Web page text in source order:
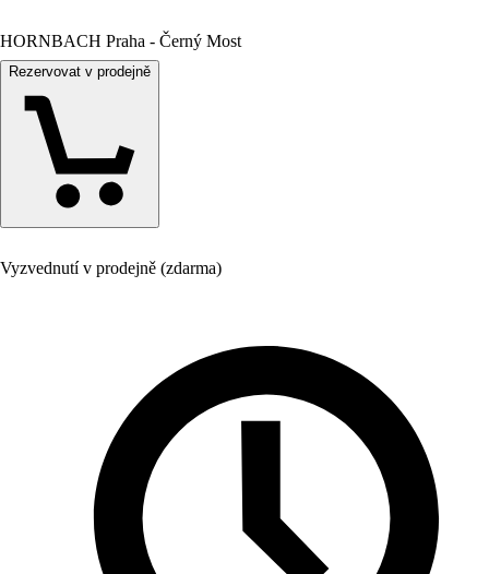
HORNBACH Praha - Černý Most
Rezervovat v prodejně
Vyzvednutí v prodejně (zdarma)